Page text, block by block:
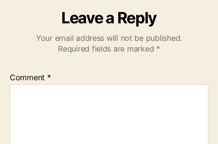
Leave a Reply
Your email address will not be published.
Required fields are marked *
Comment *